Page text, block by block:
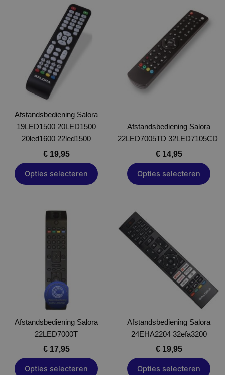
Afstandsbediening Salora
19LED1500 20LED1500
20led1600 22led1500
€19,95
Opties selecteren
product
heeft
meerdere
variaties.
Deze
optie
worden
op
de
productpagina
Afstandsbediening Salora
22LED7005TD 32LED7105CD
€14,95
Opties selecteren
product
heeft
meerdere
variaties.
Deze
op
de
productpagina
Afstandsbediening Salora
22LED7000T
€17,95
Opties selecteren
heeft
meerdere
optie
kan
gekozen
worden
op
de
productpagina
Afstandsbediening Salora
24EHA2204 32efa3200
€19,95
Opties selecteren
meerdere
variaties.
Deze
optie
worden
op
de
productpagina